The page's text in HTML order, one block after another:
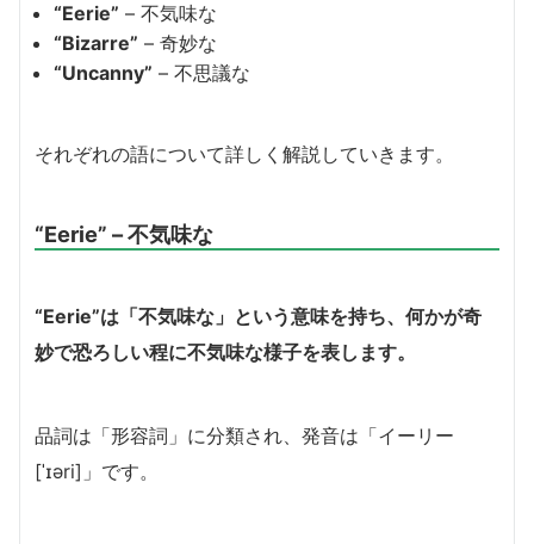
“Eerie” – 不気味な
“Bizarre” – 奇妙な
“Uncanny” – 不思議な
それぞれの語について詳しく解説していきます。
“Eerie” – 不気味な
“Eerie”は「不気味な」という意味を持ち、何かが奇
妙で恐ろしい程に不気味な様子を表します。
品詞は「形容詞」に分類され、発音は「イーリー
[ˈɪəri]」です。